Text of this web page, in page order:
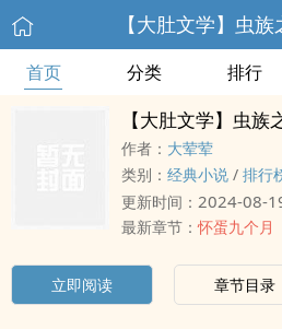
【大肚文学】虫
首页 分类 排行
【大肚文学】虫族
作者： 大荤荤
类别： 经典小说 / 排行
更新时间： 2024-08-
最新章节：怀蛋九个月
立即阅读 章节目录